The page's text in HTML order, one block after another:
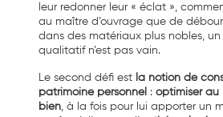
leur redonner leur « éclat »,
au maître d’ouvrage que de
dans des matériaux plus nobles,
qualitatif n’est pas vain.
Le second défi est la notion de
patrimoine personnel : optimiser au
bien, à la fois pour lui apporter un